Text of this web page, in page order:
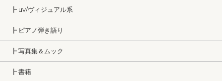
┣ uv/ヴィジュアル系
┣ ピアノ弾き語り
┣ 写真集＆ムック
┣ 書籍